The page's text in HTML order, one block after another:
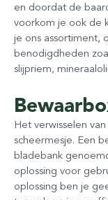
en doordat de
voorkom je ook de
je ons assortiment,
benodigdheden
slijpriem,
Het verwisselen
scheermesje. Een
bladebank
oplossing voor
oplossing ben je